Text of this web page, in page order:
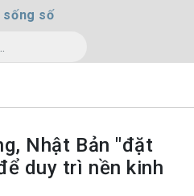
sống số
Nhật Bản "đặt
duy trì nền kinh